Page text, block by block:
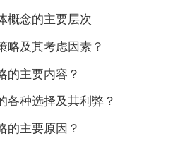
念的主要层次
及其考虑因素？
主要内容？
种选择及其利弊？
主要原因？